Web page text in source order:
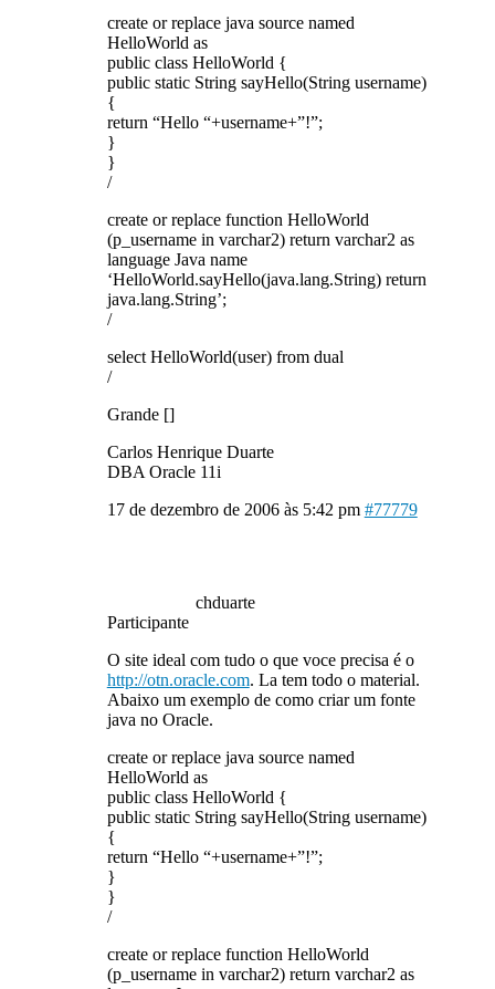
create or replace java source named
HelloWorld as
public class HelloWorld {
public static String sayHello(String username)
{
return “Hello “+username+”!”;
}
}
/
create or replace function HelloWorld
(p_username in varchar2) return varchar2 as
language Java name
‘HelloWorld.sayHello(java.lang.String) return
java.lang.String’;
/
select HelloWorld(user) from dual
/
Grande []
Carlos Henrique Duarte
DBA Oracle 11i
17 de dezembro de 2006 às 5:42 pm #77779
chduarte
Participante
O site ideal com tudo o que voce precisa é o
http://otn.oracle.com. La tem todo o material.
Abaixo um exemplo de como criar um fonte
java no Oracle.
create or replace java source named
HelloWorld as
public class HelloWorld {
public static String sayHello(String username)
{
return “Hello “+username+”!”;
}
}
/
create or replace function HelloWorld
(p_username in varchar2) return varchar2 as